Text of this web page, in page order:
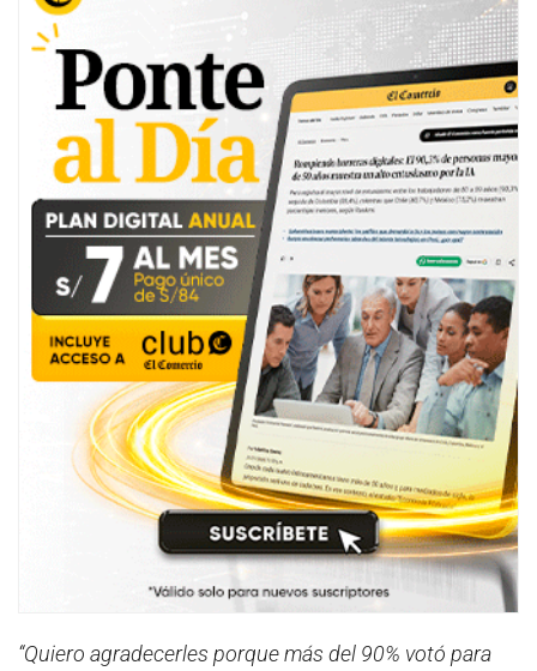
“Quiero agradecerles porque más del 90% votó para